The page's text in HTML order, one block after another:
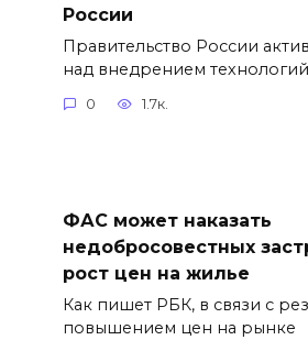
России
Правительство России
над внедрением технологий
0 1.7к.
ФАС может наказать
недобросовестных
рост цен на жилье
Как пишет РБК, в связи с
повышением цен на рынке